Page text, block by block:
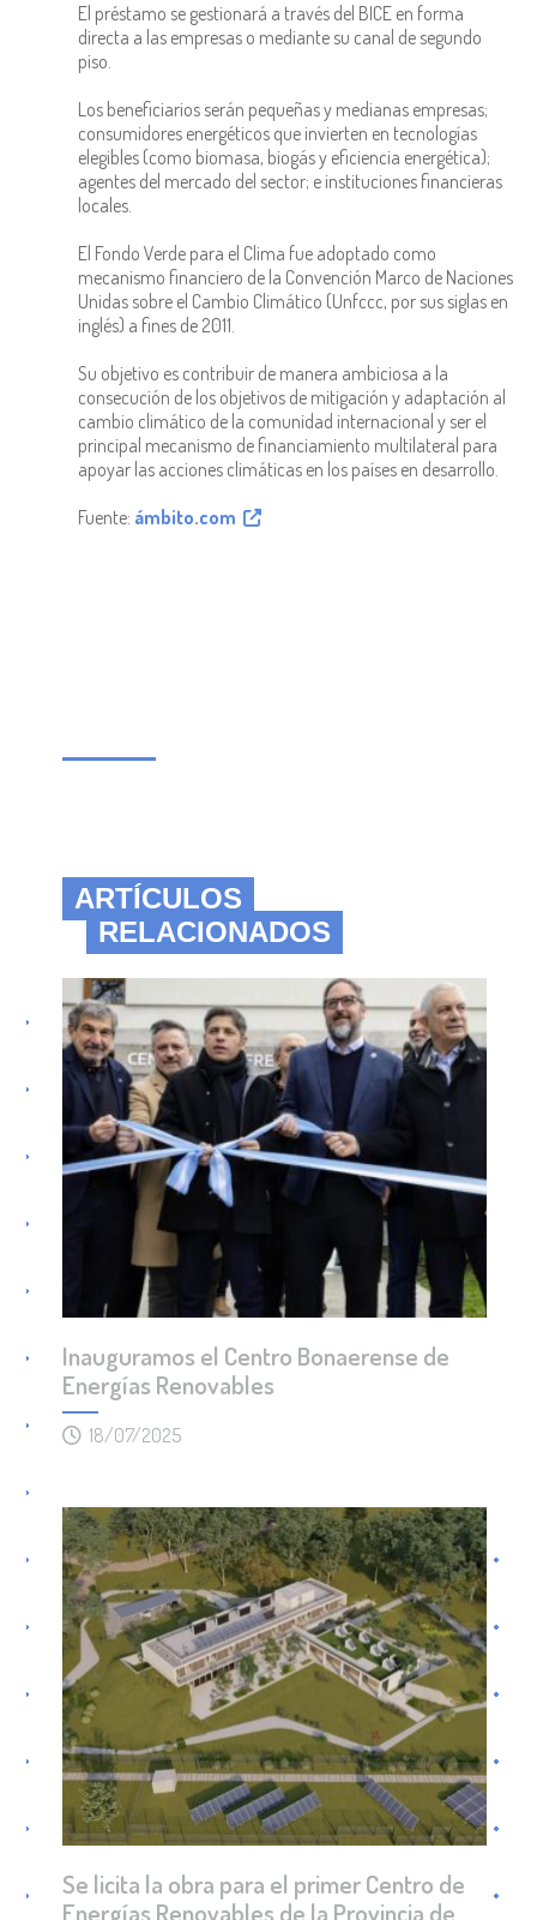
El préstamo se gestionará a través del BICE en forma
directa a las empresas o mediante su canal de segundo
piso.
Los beneficiarios serán pequeñas y medianas empresas;
consumidores energéticos que invierten en tecnologías
elegibles (como biomasa, biogás y eficiencia energética);
agentes del mercado del sector; e instituciones financieras
locales.
El Fondo Verde para el Clima fue adoptado como
mecanismo financiero de la Convención Marco de Naciones
Unidas sobre el Cambio Climático (Unfccc, por sus siglas en
inglés) a fines de 2011.
Su objetivo es contribuir de manera ambiciosa a la
consecución de los objetivos de mitigación y adaptación al
cambio climático de la comunidad internacional y ser el
principal mecanismo de financiamiento multilateral para
apoyar las acciones climáticas en los países en desarrollo.
Fuente: ámbito.com
ARTÍCULOS
RELACIONADOS
Inauguramos el Centro Bonaerense de
Energías Renovables
18/07/2025
Se licita la obra para el primer Centro de
Energías Renovables de la Provincia de